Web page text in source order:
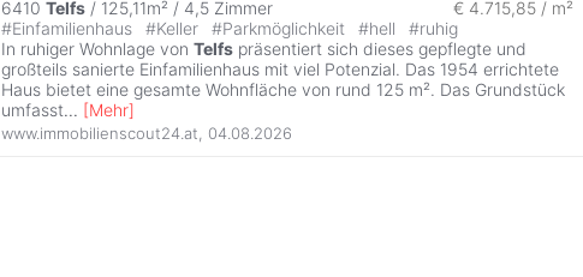
6410 Telfs / 125,11m² / 4,5 Zimmer
€ 4.715,85 / m²
#Einfamilienhaus #Keller #Parkmöglichkeit #hell #ruhig
In ruhiger Wohnlage von Telfs präsentiert sich dieses gepflegte und
großteils sanierte Einfamilienhaus mit viel Potenzial. Das 1954 errichtete
Haus bietet eine gesamte Wohnfläche von rund 125 m². Das Grundstück
umfasst... [Mehr]
www.immobilienscout24.at 04.08.2026